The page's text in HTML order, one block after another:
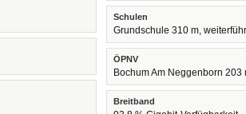
Schulen
Grundschule 310 m,
ÖPNV
Bochum Am Neggenborn 203
Breitband